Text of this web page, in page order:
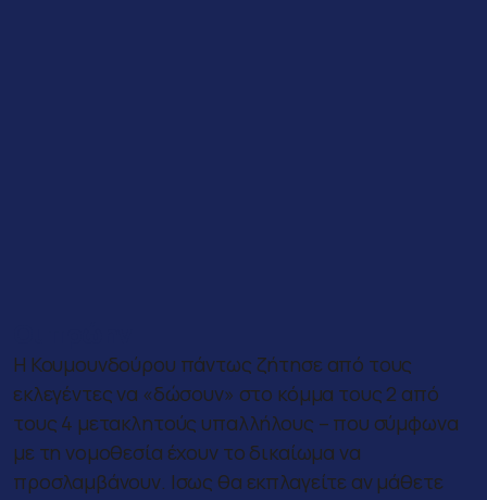
Η Κουμουνδούρου πάντως ζήτησε από τους
εκλεγέντες να «δώσουν» στο κόμμα τους 2 από
τους 4 μετακλητούς υπαλλήλους – που σύμφωνα
με τη νομοθεσία έχουν το δικαίωμα να
προσλαμβάνουν. Ισως θα εκπλαγείτε αν μάθετε